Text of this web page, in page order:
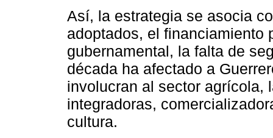
Así, la estrategia se asocia
adoptados, el financiamiento
gubernamental, la falta de
década ha afectado a
involucran al sector agrícola,
integradoras,
cultura.